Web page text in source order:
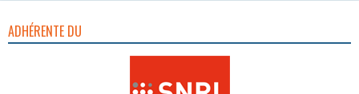
ADHÉRENTE DU